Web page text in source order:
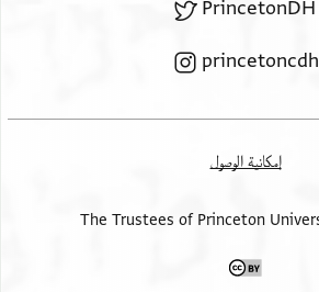
PrincetonDH
princetoncdh
إمكانية الوصول